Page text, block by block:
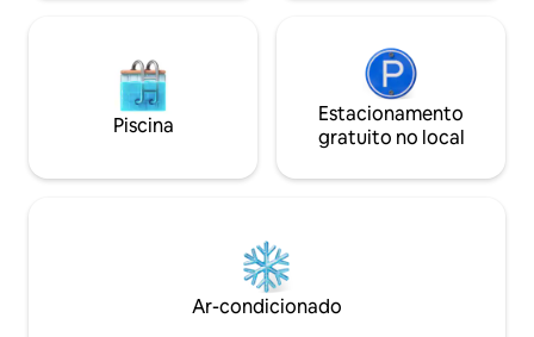
Piscina
Estacionamento
gratuito no local
Ar-condicionado